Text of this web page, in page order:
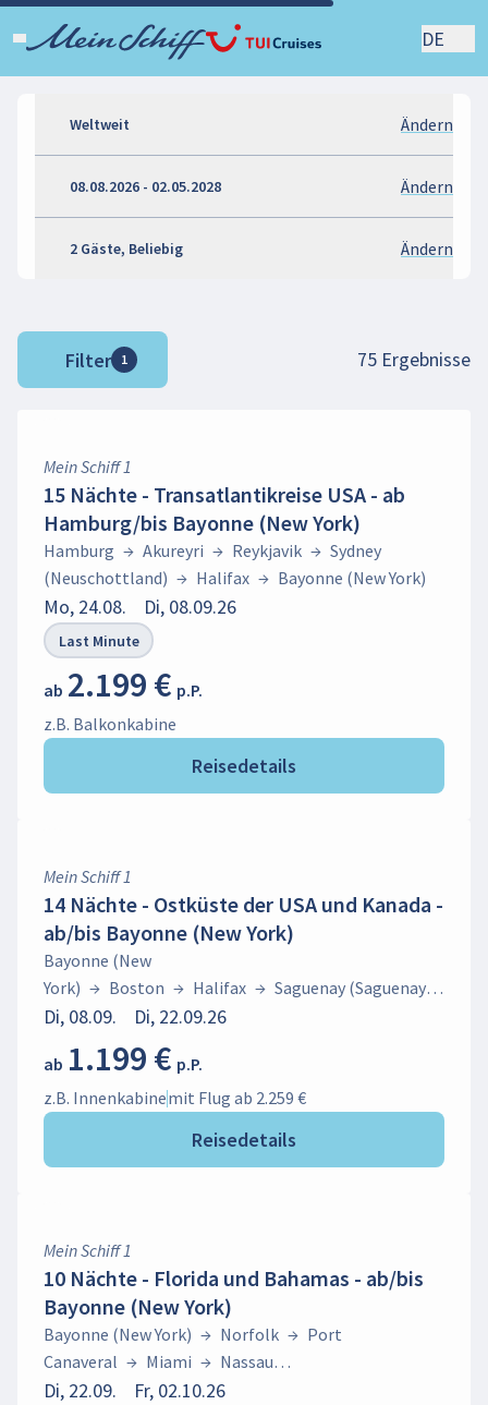
DE
Weltweit Ändern
08.08.2026 - 02.05.2028 Ändern
2 Gäste, Beliebig Ändern
Filter 1 75 Ergebnisse
Mein Schiff 1
15 Nächte - Transatlantikreise USA - ab
Hamburg/bis Bayonne (New York)
Hamburg → Akureyri → Reykjavik → Sydney
(Neuschottland) → Halifax → Bayonne (New York)
Mo, 24.08. Di, 08.09.26
Last Minute
ab 2.199 € p.P.
z.B. Balkonkabine
Reisedetails
Mein Schiff 1
14 Nächte - Ostküste der USA und Kanada -
ab/bis Bayonne (New York)
Bayonne (New
York) → Boston → Halifax → Saguenay (Saguenay-
Fjord) → Quebec → Charlottetown (Prince Edward
Bayonne (New York)
Di, 08.09. Di, 22.09.26
ab 1.199 € p.P.
z.B. Innenkabinemit Flug ab 2.259 €
Reisedetails
Mein Schiff 1
10 Nächte - Florida und Bahamas - ab/bis
Bayonne (New York)
Bayonne (New York) → Norfolk → Port
Canaveral → Miami → Nassau
(Bahamas)
→ Bayonne (New York)
Di, 22.09. Fr, 02.10.26